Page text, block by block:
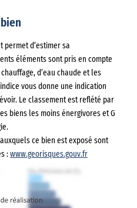
permet d’estimer sa
éléments sont pris en compte
d’eau chaude et les
vous donne une indication
Le classement est reflété par
biens les moins énergivores et G
ce bien est exposé sont
: www.georisques.gouv.fr